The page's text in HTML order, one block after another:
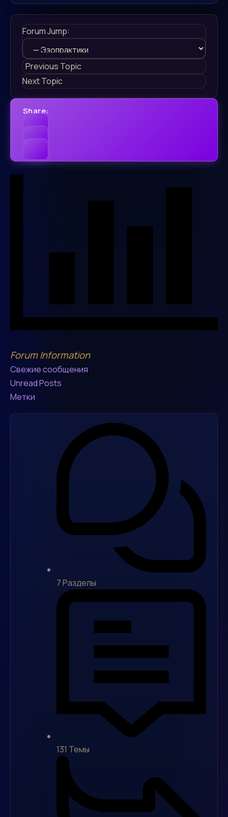
Forum Jump:
Previous Topic
Next Topic
Share:
Forum Information
Свежие сообщения
Unread Posts
Метки
7Разделы
131 Темы